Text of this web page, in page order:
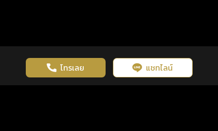
โทรเลย แชทไลน์
เว็บไซต์นี้มีการใช้งานคุกกี้ เพื่อเพิ่มประสิทธิภาพและประสบการณ์ที่ดี
ในการใช้งานเว็บไซต์ นโยบายความเป็นส่วนตัว
รู้ก่อน พร้อมกว่า ทุกจังหวะชีวิต คลิกดูดวงฟรี